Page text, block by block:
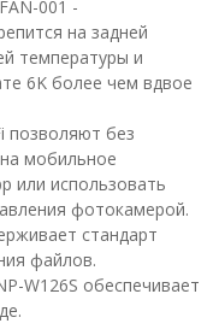
001 -
на задней
температуры и
6K более чем вдвое
позволяют без
мобильное
или использовать
фотокамерой.
стандарт
файлов.
W126S обеспечивает